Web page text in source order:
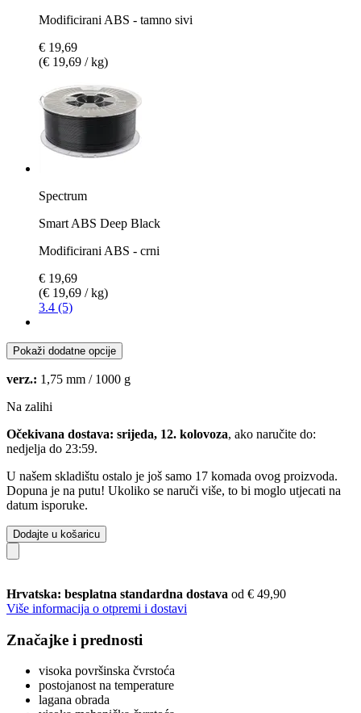
Modificirani ABS - tamno sivi
€ 19,69
(€ 19,69 / kg)
Spectrum
Smart ABS Deep Black
Modificirani ABS - crni
€ 19,69
(€ 19,69 / kg)
3.4 (5)
Pokaži dodatne opcije
verz.: 1,75 mm / 1000 g
Na zalihi
Očekivana dostava: srijeda, 12. kolovoza, ako naručite do:
nedjelja do 23:59.
U našem skladištu ostalo je još samo 17 komada ovog proizvoda.
Dopuna je na putu! Ukoliko se naruči više, to bi moglo utjecati na
datum isporuke.
Dodajte u košaricu
Hrvatska: besplatna standardna dostava od € 49,90
Više informacija o otpremi i dostavi
Značajke i prednosti
visoka površinska čvrstoća
postojanost na temperature
lagana obrada